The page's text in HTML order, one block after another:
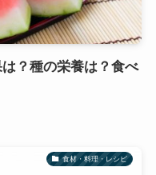
？種の栄養は？食べ
食材・料理・レシピ